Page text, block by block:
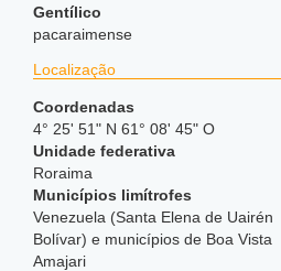
Gentílico
pacaraimense
Localização
Coordenadas
4° 25' 51" N 61° 08' 45" O
Unidade federativa
Roraima
Municípios limítrofes
Venezuela (Santa Elena de Uairén
Bolívar) e municípios de Boa Vista
Amajari